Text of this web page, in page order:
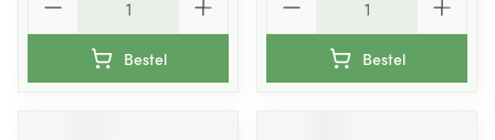
Bestel Bestel